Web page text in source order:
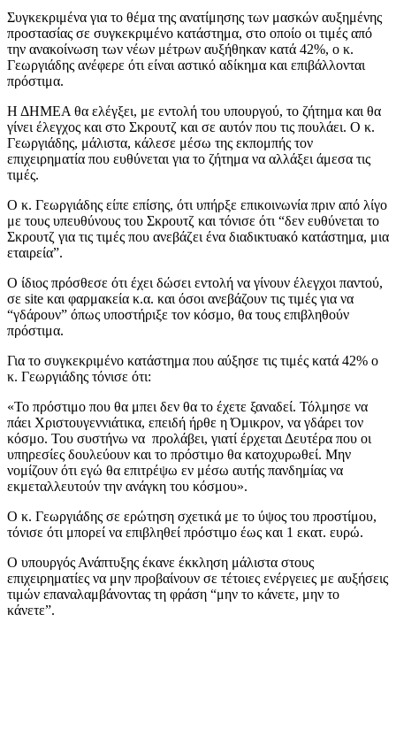
Συγκεκριμένα για το θέμα της ανατίμησης των μασκών αυξημένης
προστασίας σε συγκεκριμένο κατάστημα, στο οποίο οι τιμές από
την ανακοίνωση των νέων μέτρων αυξήθηκαν κατά 42%, ο κ.
Γεωργιάδης ανέφερε ότι είναι αστικό αδίκημα και επιβάλλονται
πρόστιμα.
Η ΔΗΜΕΑ θα ελέγξει, με εντολή του υπουργού, το ζήτημα και θα
γίνει έλεγχος και στο Σκρουτζ και σε αυτόν που τις πουλάει. Ο κ.
Γεωργιάδης, μάλιστα, κάλεσε μέσω της εκπομπής τον
επιχειρηματία που ευθύνεται για το ζήτημα να αλλάξει άμεσα τις
τιμές.
Ο κ. Γεωργιάδης είπε επίσης, ότι υπήρξε επικοινωνία πριν από λίγο
με τους υπευθύνους του Σκρουτζ και τόνισε ότι “δεν ευθύνεται το
Σκρουτζ για τις τιμές που ανεβάζει ένα διαδικτυακό κατάστημα, μια
εταιρεία”.
Ο ίδιος πρόσθεσε ότι έχει δώσει εντολή να γίνουν έλεγχοι παντού,
σε site και φαρμακεία κ.α. και όσοι ανεβάζουν τις τιμές για να
“γδάρουν” όπως υποστήριξε τον κόσμο, θα τους επιβληθούν
πρόστιμα.
Για το συγκεκριμένο κατάστημα που αύξησε τις τιμές κατά 42% ο
κ. Γεωργιάδης τόνισε ότι:
«Το πρόστιμο που θα μπει δεν θα το έχετε ξαναδεί. Τόλμησε να
πάει Χριστουγεννιάτικα, επειδή ήρθε η Όμικρον, να γδάρει τον
κόσμο. Του συστήνω να προλάβει, γιατί έρχεται Δευτέρα που οι
υπηρεσίες δουλεύουν και το πρόστιμο θα κατοχυρωθεί. Μην
νομίζουν ότι εγώ θα επιτρέψω εν μέσω αυτής πανδημίας να
εκμεταλλευτούν την ανάγκη του κόσμου».
Ο κ. Γεωργιάδης σε ερώτηση σχετικά με το ύψος του προστίμου,
τόνισε ότι μπορεί να επιβληθεί πρόστιμο έως και 1 εκατ. ευρώ.
Ο υπουργός Ανάπτυξης έκανε έκκληση μάλιστα στους
επιχειρηματίες να μην προβαίνουν σε τέτοιες ενέργειες με αυξήσεις
τιμών επαναλαμβάνοντας τη φράση “μην το κάνετε, μην το
κάνετε”.